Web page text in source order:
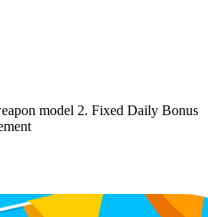
model 2. Fixed Daily Bonus